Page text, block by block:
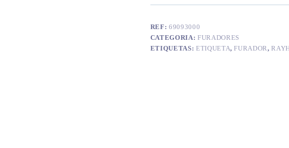
REF:69093000
CATEGORIA: FURADORES
ETIQUETAS: ETIQUETA,FURADOR,